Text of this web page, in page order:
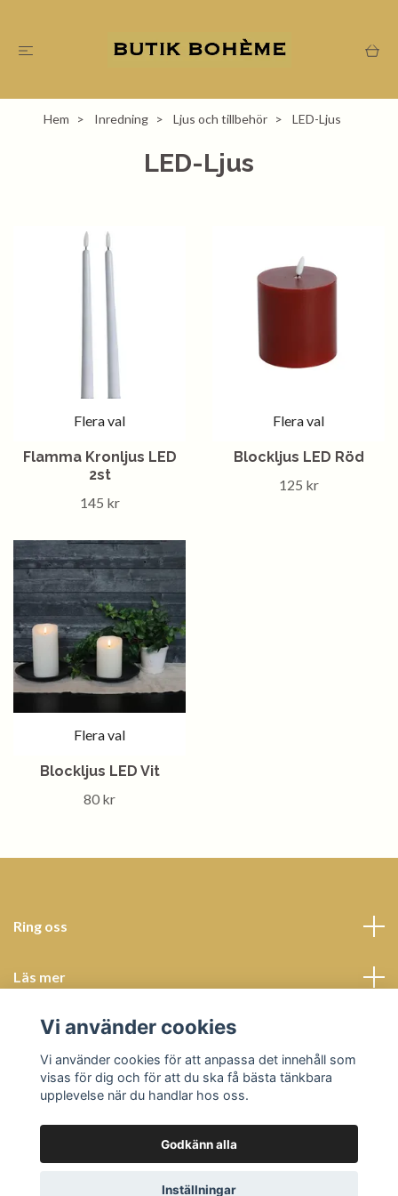
Hem Inredning Ljus och tillbehör LED-Ljus
LED-Ljus
Flera val
Flamma Kronljus LED
2st
145 kr
Flera val
Blockljus LED Röd
125 kr
Flera val
Blockljus LED Vit
80 kr
Ring oss
Läs mer
Sociala medier
© 2026 Butik BohèmePowered by Quickbutik
Vi använder cookies
Vi använder cookies för att anpassa det innehåll som
visas för dig och för att du ska få bästa tänkbara
upplevelse när du handlar hos oss.
Godkänn alla
Inställningar